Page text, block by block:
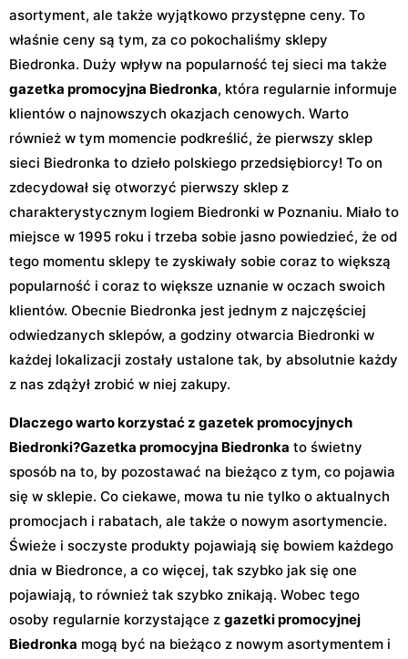
asortyment, ale także wyjątkowo przystępne ceny. To
właśnie ceny są tym, za co pokochaliśmy sklepy
Biedronka. Duży wpływ na popularność tej sieci ma także
gazetka promocyjna Biedronka, która regularnie informuje
klientów o najnowszych okazjach cenowych. Warto
również w tym momencie podkreślić, że pierwszy sklep
sieci Biedronka to dzieło polskiego przedsiębiorcy! To on
zdecydował się otworzyć pierwszy sklep z
charakterystycznym logiem Biedronki w Poznaniu. Miało to
miejsce w 1995 roku i trzeba sobie jasno powiedzieć, że od
tego momentu sklepy te zyskiwały sobie coraz to większą
popularność i coraz to większe uznanie w oczach swoich
klientów. Obecnie Biedronka jest jednym z najczęściej
odwiedzanych sklepów, a godziny otwarcia Biedronki w
każdej lokalizacji zostały ustalone tak, by absolutnie każdy
z nas zdążył zrobić w niej zakupy.
Dlaczego warto korzystać z gazetek promocyjnych
Biedronki?Gazetka promocyjna Biedronka to świetny
sposób na to, by pozostawać na bieżąco z tym, co pojawia
się w sklepie. Co ciekawe, mowa tu nie tylko o aktualnych
promocjach i rabatach, ale także o nowym asortymencie.
Świeże i soczyste produkty pojawiają się bowiem każdego
dnia w Biedronce, a co więcej, tak szybko jak się one
pojawiają, to również tak szybko znikają. Wobec tego
osoby regularnie korzystające z gazetki promocyjnej
Biedronka mogą być na bieżąco z nowym asortymentem i